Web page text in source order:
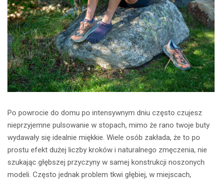
Po powrocie do domu po intensywnym dniu często czujesz
nieprzyjemne pulsowanie w stopach, mimo że rano twoje buty
wydawały się idealnie miękkie. Wiele osób zakłada, że to po
prostu efekt dużej liczby kroków i naturalnego zmęczenia, nie
szukając głębszej przyczyny w samej konstrukcji noszonych
modeli. Często jednak problem tkwi głębiej, w miejscach,